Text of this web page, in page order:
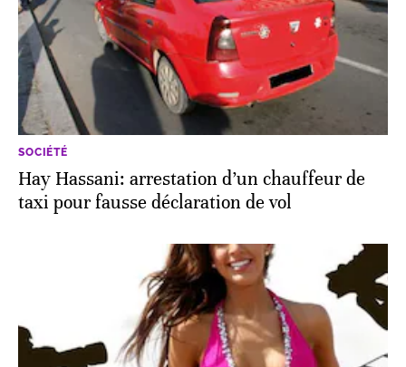
SOCIÉTÉ
Hay Hassani: arrestation d’un chauffeur de
taxi pour fausse déclaration de vol